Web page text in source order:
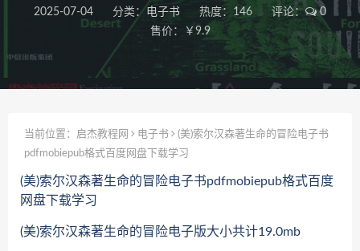
2025-07-04 分类：电子书 热度：146 评论：
0
售价：￥9.9
当前位置： 启杰教程网 电子书
(美)索尔汉森著生命的冒险电子书
pdfmobiepub格式百度网盘下载学习
(美)索尔汉森著生命的冒险电子书pdfmobiepub格式百度
网盘下载学习
(美)索尔汉森著生命的冒险电子版大小共计19.0mb